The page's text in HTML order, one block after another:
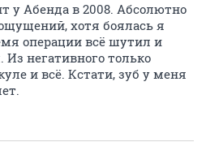
у Абенда в 2008. Абсолютно
хотя боялась я
операции всё шутил и
негативного только
и всё. Кстати, зуб у меня